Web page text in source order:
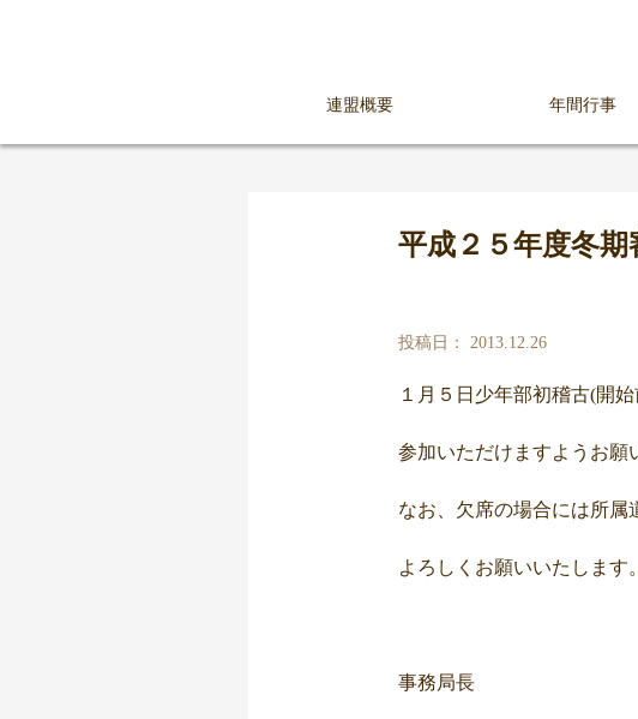
連盟概要 年間行事
平成２５年度冬
投稿日： 2013.12.26
１月５日少年部初稽古(開
参加いただけますようお願
なお、欠席の場合には所属
よろしくお願いいたします。
事務局長